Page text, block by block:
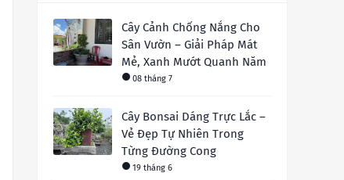
Cây Cảnh Chống Nắng Cho
Sân Vườn – Giải Pháp Mát
Mẻ, Xanh Mướt Quanh Năm
08 tháng 7
Cây Bonsai Dáng Trực Lắc –
Vẻ Đẹp Tự Nhiên Trong
Từng Đường Cong
19 tháng 6